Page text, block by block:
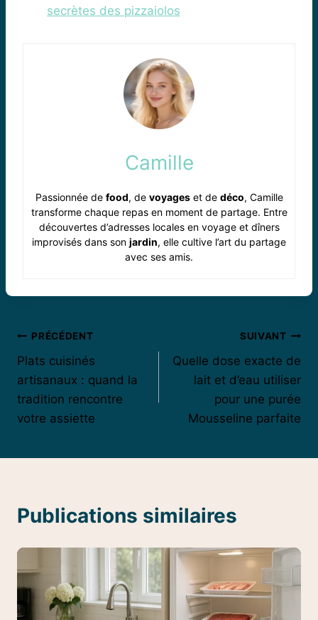
secrètes des pizzaiolos
Camille
Passionnée de food, de voyageset de déco, Camille
transforme chaque repas en moment de partage. Entre
découvertes d’adresses locales en voyage et dîners
improvisés dans son jardin, elle cultive l’art du partage
avec ses amis.
Navigation
de
l’article
PRÉCÉDENT
Plats cuisinés
artisanaux : quand la
tradition rencontre
votre assiette
SUIVANT
Quelle dose exacte de
lait et d’eau utiliser
pour une purée
Mousseline parfaite
Publications similaires